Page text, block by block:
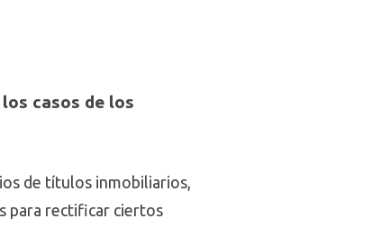
casos de los
de títulos inmobiliarios,
para rectificar ciertos